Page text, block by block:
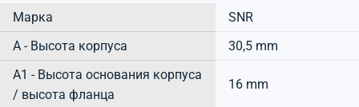
Марка
SNR
А - Высота корпуса
30,5 mm
A1 - Высота основания корпуса
/ высота фланца
16 mm